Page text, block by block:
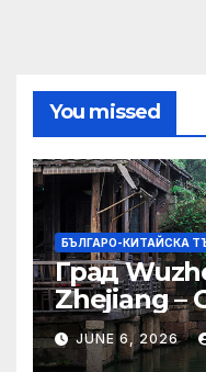
You missed
БЪЛГАРО-КИТАЙСКА
Град
Zhejiang –
JUNE 6, 2026